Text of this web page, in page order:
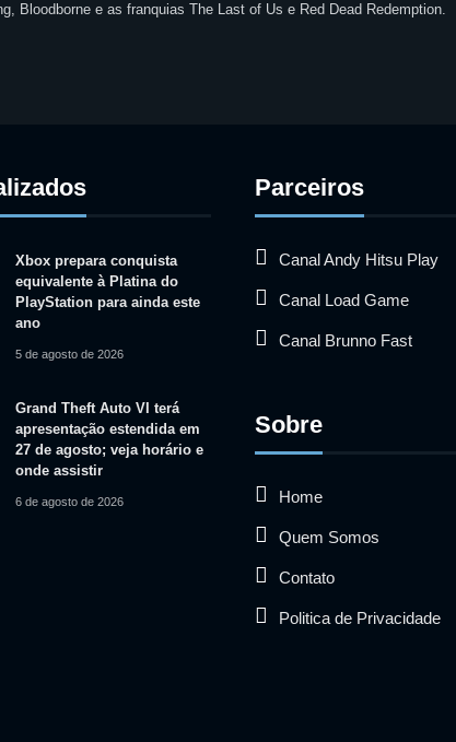
Bloodborne e as franquias The Last of Us e Red Dead Redemption.
Xbox prepara conquista
equivalente à Platina do
PlayStation para ainda este
ano
5 de agosto de 2026
Grand Theft Auto VI terá
apresentação estendida em
27 de agosto; veja horário e
onde assistir
6 de agosto de 2026
Parceiros
Canal Andy Hitsu Play
Canal Load Game
Canal Brunno Fast
Sobre
Home
Quem Somos
Contato
Politica de Privacidade